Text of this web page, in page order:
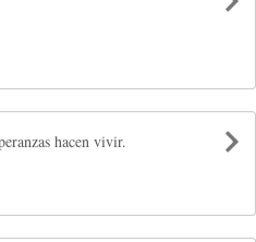
hacen vivir.